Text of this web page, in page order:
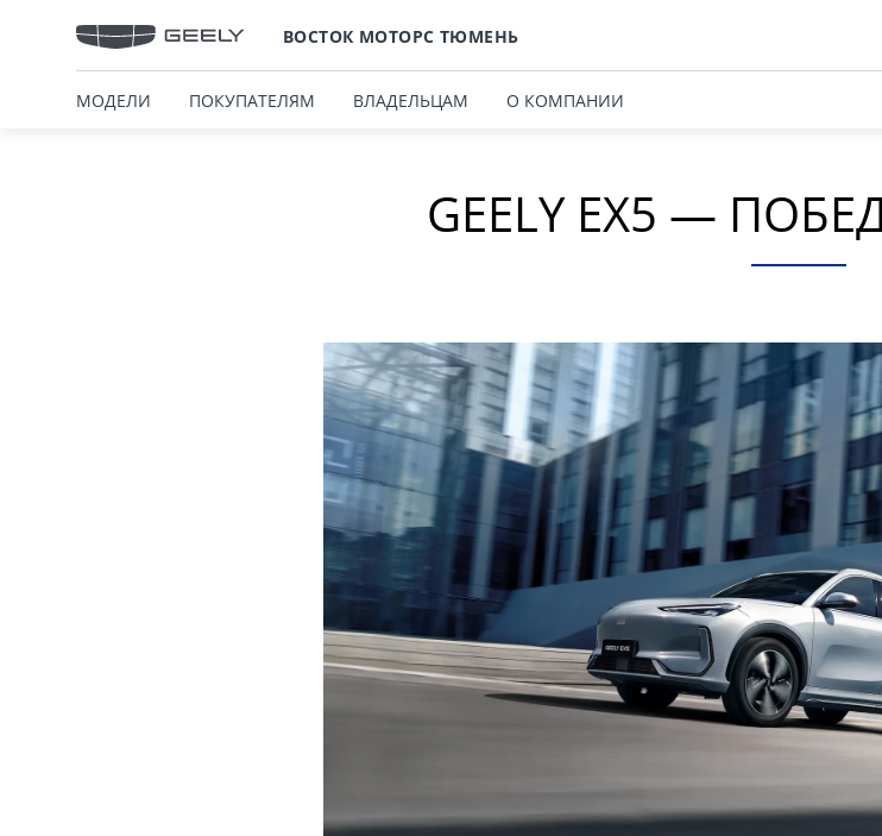
ВОСТОК МОТОРС ТЮМЕНЬ
МОДЕЛИ ПОКУПАТЕЛЯМ ВЛАДЕЛЬЦАМ О КОМПАНИИ
GEELY EX5 —